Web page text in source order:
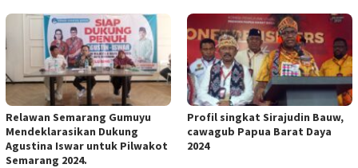
Relawan Semarang Gumuyu
Mendeklarasikan Dukung
Agustina Iswar untuk Pilwakot
Semarang 2024.
Profil singkat Sirajudin Bauw,
cawagub Papua Barat Daya
2024